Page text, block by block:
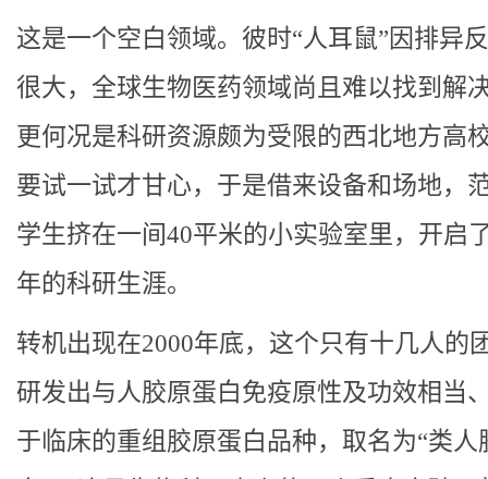
这是一个空白领域。彼时“人耳鼠”因排异
很大，全球生物医药领域尚且难以找到解
更何况是科研资源颇为受限的西北地方高
要试一试才甘心，于是借来设备和场地，
学生挤在一间40平米的小实验室里，开启
年的科研生涯。
转机出现在2000年底，这个只有十几人的
研发出与人胶原蛋白免疫原性及功效相当
于临床的重组胶原蛋白品种，取名为“类人